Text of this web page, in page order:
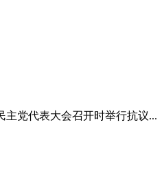
主党代表大会召开时举行抗议...